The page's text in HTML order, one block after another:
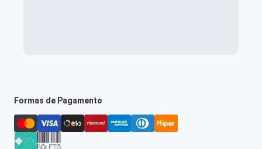
Formas de Pagamento